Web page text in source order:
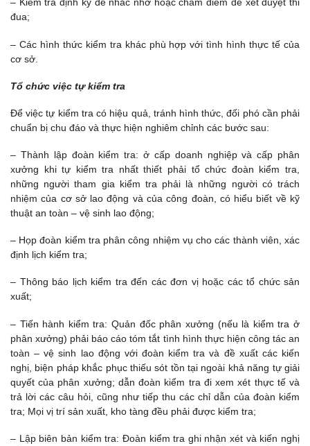
– Kiểm tra định kỳ để nhắc nhở hoặc chấm điểm để xét duyệt thi
đua;
– Các hình thức kiểm tra khác phù hợp với tình hình thực tế của
cơ sở.
Tổ chức việc tự kiểm tra
Để việc tự kiểm tra có hiệu quả, tránh hình thức, đối phó cần phải
chuẩn bị chu đáo và thực hiện nghiêm chỉnh các bước sau:
– Thành lập đoàn kiểm tra: ở cấp doanh nghiệp và cấp phân
xưởng khi tự kiểm tra nhất thiết phải tổ chức đoàn kiểm tra,
những người tham gia kiểm tra phải là những người có trách
nhiệm của cơ sở lao động và của công đoàn, có hiểu biết về kỹ
thuật an toàn – vệ sinh lao động;
– Họp đoàn kiểm tra phân công nhiệm vụ cho các thành viên, xác
định lịch kiểm tra;
– Thông báo lịch kiểm tra đến các đơn vị hoặc các tổ chức sản
xuất;
– Tiến hành kiểm tra: Quản đốc phân xưởng (nếu là kiểm tra ở
phân xưởng) phải báo cáo tóm tắt tình hình thực hiện công tác an
toàn – vệ sinh lao động với đoàn kiểm tra và đề xuất các kiến
nghị, biện pháp khắc phục thiếu sót tồn tại ngoài khả năng tự giải
quyết của phân xưởng; dẫn đoàn kiểm tra đi xem xét thực tế và
trả lời các câu hỏi, cũng như tiếp thu các chỉ dẫn của đoàn kiểm
tra; Mọi vị trí sản xuất, kho tàng đều phải được kiểm tra;
– Lập biên bản kiểm tra: Đoàn kiểm tra ghi nhận xét và kiến nghị